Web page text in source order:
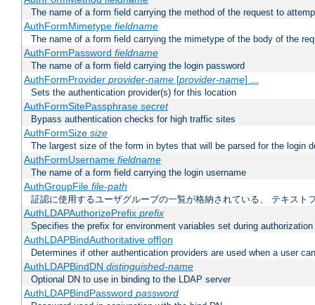
The name of a form field carrying the method of the request to
AuthFormMimetype fieldname
The name of a form field carrying the mimetype of the body of the
AuthFormPassword fieldname
The name of a form field carrying the login password
AuthFormProvider provider-name[provider-name] ...
Sets the authentication provider(s) for this location
AuthFormSitePassphrase secret
Bypass authentication checks for high traffic sites
AuthFormSize size
The largest size of the form in bytes that will be parsed for the login
AuthFormUsername fieldname
The name of a form field carrying the login username
AuthGroupFile file-path
証認に使用するユーザグループの一覧が格納されている、 テキスト
AuthLDAPAuthorizePrefix prefix
Specifies the prefix for environment variables set during authorization
AuthLDAPBindAuthoritative off|on
Determines if other authentication providers are used when a user
AuthLDAPBindDN distinguished-name
Optional DN to use in binding to the LDAP server
AuthLDAPBindPassword password